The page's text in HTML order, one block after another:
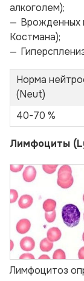
алкоголем);
Врожденных
Костмана);
Норма
(Neut)
40-70 %
Лимфоциты
Лимфоцитоз